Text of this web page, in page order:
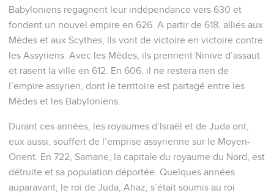
Babyloniens regagnent leur indépendance vers 630 et
fondent un nouvel empire en 626. A partir de 618, alliés aux
Mèdes et aux Scythes, ils vont de victoire en victoire contre
les Assyriens. Avec les Mèdes, ils prennent Ninive d’assaut
et rasent la ville en 612. En 606, il ne restera rien de
l’empire assyrien, dont le territoire est partagé entre les
Mèdes et les Babyloniens.
Durant ces années, les royaumes d’Israël et de Juda ont,
eux aussi, souffert de l’emprise assyrienne sur le Moyen-
Orient. En 722, Samarie, la capitale du royaume du Nord, est
détruite et sa population déportée. Quelques années
auparavant, le roi de Juda, Ahaz, s’était soumis au roi